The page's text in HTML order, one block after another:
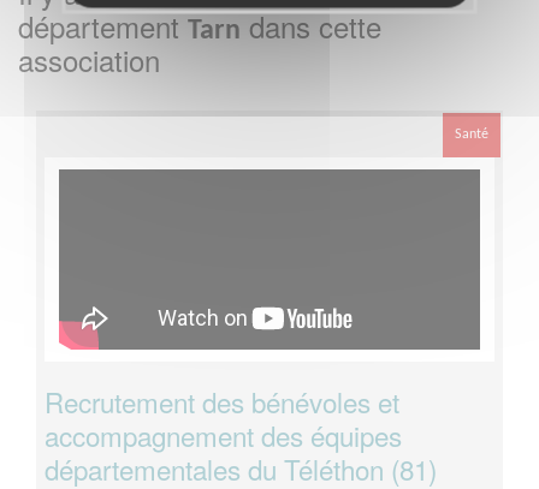
départementTarndans cette
association
Santé
Recrutement des bénévoles et
accompagnement des équipes
départementales du Téléthon (81)